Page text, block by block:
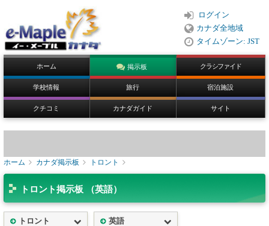
ログイン
カナダ全地域
タイムゾーン: JST
ホーム 掲示板 クラシファイド
学校情報 旅行 宿泊施設
クチコミ カナダガイド サイト
ホーム カナダ掲示板 トロント
トロント掲示板 （英語）
トロント 英語